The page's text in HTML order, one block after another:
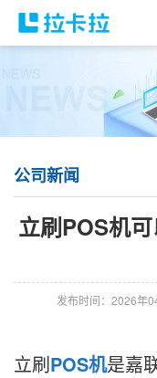
公司新闻
立刷POS机
发布时间：2026年
立刷POS机是嘉